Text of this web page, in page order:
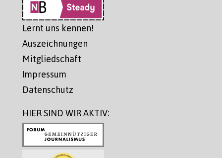
Lernt uns kennen!
Auszeichnungen
Mitgliedschaft
Impressum
Datenschutz
HIER SIND WIR AKTIV: